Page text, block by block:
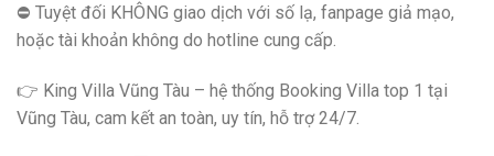
⛔️ Tuyệt đối KHÔNG giao dịch với số lạ, fanpage giả mạo,
hoặc tài khoản không do hotline cung cấp.
👉 King Villa Vũng Tàu – hệ thống Booking Villa top 1 tại
Vũng Tàu, cam kết an toàn, uy tín, hỗ trợ 24/7.